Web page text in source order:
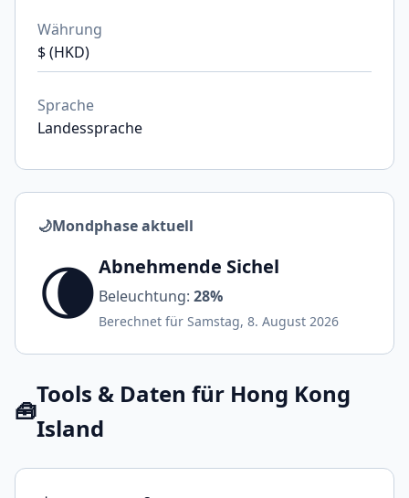
Währung
$ (HKD)
Sprache
Landessprache
🌙Mondphase aktuell
🌘Abnehmende Sichel
Beleuchtung: 28%
Berechnet für Samstag, 8. August 2026
🧰
Tools & Daten für Hong Kong
Island